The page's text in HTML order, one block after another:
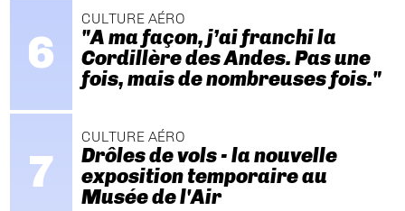
CULTURE AÉRO
"A ma façon, j’ai franchi la
Cordillère des Andes. Pas une
fois, mais de nombreuses fois."
CULTURE AÉRO
Drôles de vols - la nouvelle
exposition temporaire au
Musée de l'Air